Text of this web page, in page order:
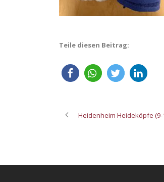
Teile diesen Beitrag:
Heidenheim Heideköpfe (9-